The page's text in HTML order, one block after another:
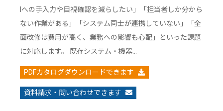
lへの手入力や目視確認を減らしたい」「担当者しか分から
ない作業がある」「システム同士が連携していない」「全
面改修は費用が高く、業務への影響も心配」といった課題
に対応します。 既存システム・機器…
PDFカタログダウンロードできます
資料請求・問い合わせできます